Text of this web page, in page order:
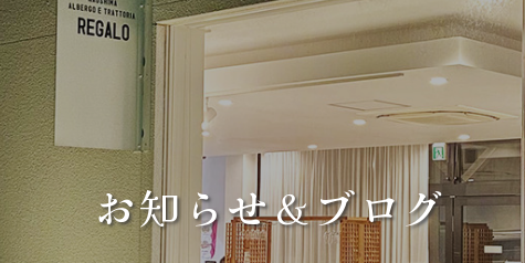
お知らせ＆ブログ